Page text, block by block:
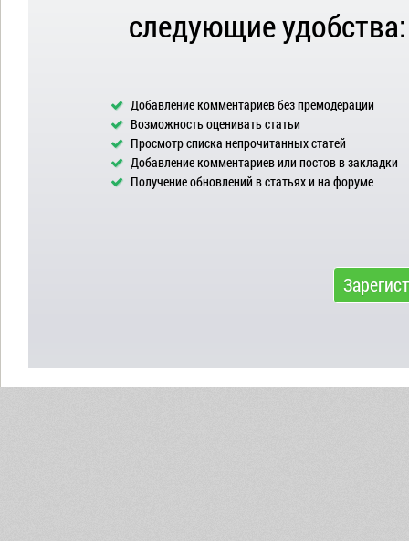
следующие удобства:
Добавление комментариев без премодерации
Возможность оценивать статьи
Просмотр списка непрочитанных статей
Добавление комментариев или постов в закладки
Получение обновлений в статьях и на форуме